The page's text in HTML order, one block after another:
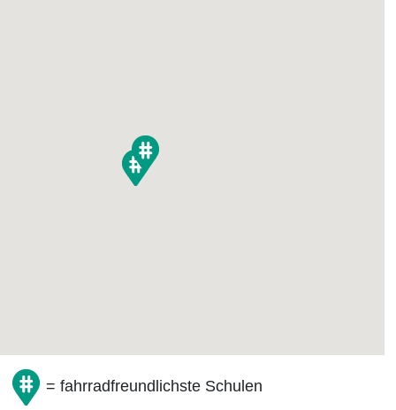
= fahrradfreundlichste Schulen